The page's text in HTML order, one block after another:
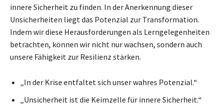
innere Sicherheit zu finden. In der Anerkennung dieser
Unsicherheiten liegt das Potenzial zur Transformation.
Indem wir diese Herausforderungen als Lerngelegenheiten
betrachten, können wir nicht nur wachsen, sondern auch
unsere Fähigkeit zur Resilienz stärken.
„In der Krise entfaltet sich unser wahres Potenzial.“
„Unsicherheit ist die Keimzelle für innere Sicherheit.“